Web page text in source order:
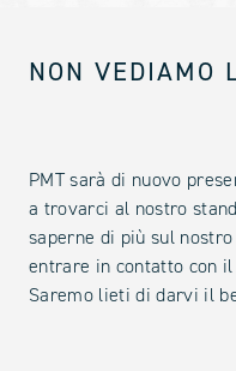
NON VEDIAMO
PMT sarà di nuovo
a trovarci al nostro
saperne di più sul
entrare in contatto con
Saremo lieti di darvi il